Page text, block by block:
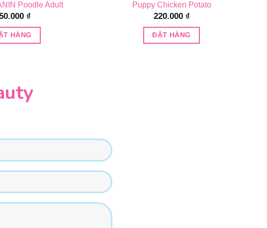
Poodle Adult
₫
HÀNG
Puppy Chicken Potato
220.000 ₫
ĐẶT HÀNG